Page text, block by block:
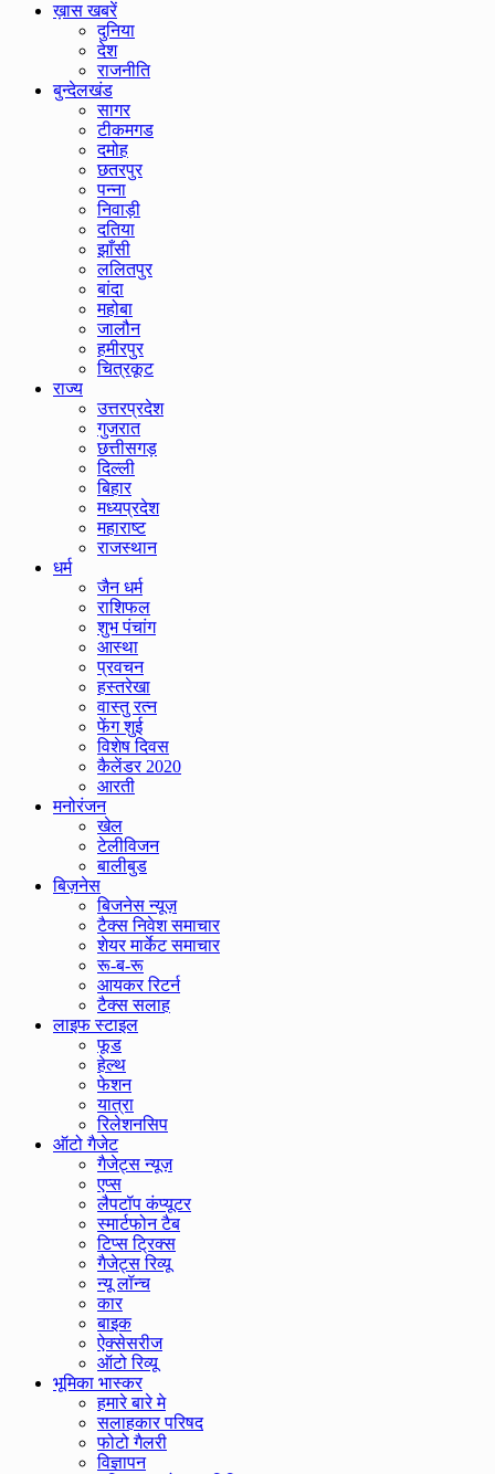
ख़ास खबरें
दुनिया
देश
राजनीति
बुन्देलखंड
सागर
टीकमगड
दमोह
छतरपुर
पन्ना
निवाड़ी
दतिया
झाँसी
ललितपुर
बांदा
महोबा
जालौन
हमीरपुर
चित्रकूट
राज्य
उत्तरप्रदेश
गुजरात
छत्तीसगड़
दिल्ली
बिहार
मध्यप्रदेश
महाराष्ट
राजस्थान
धर्म
जैन धर्म
राशिफल
शुभ पंचांग
आस्था
प्रवचन
हस्तरेखा
वास्तु रत्न
फेंग शुई
विशेष दिवस
कैलेंडर 2020
आरती
मनोरंजन
खेल
टेलीविजन
बालीबुड
बिज़नेस
बिजनेस न्यूज़
टैक्स निवेश समाचार
शेयर मार्केट समाचार
रू-ब-रू
आयकर रिटर्न
टैक्स सलाह
लाइफ स्टाइल
फूड
हेल्थ
फेशन
यात्रा
रिलेशनसिप
ऑटो गैजेट
गैजेट्स न्यूज़
एप्स
लैपटॉप कंप्यूटर
स्मार्टफोन टैब
टिप्स ट्रिक्स
गैजेट्स रिव्यू
न्यू लॉन्च
कार
बाइक
ऐक्सेसरीज
ऑटो रिव्यू
भूमिका भास्कर
हमारे बारे मे
सलाहकार परिषद
फोटो गैलरी
विज्ञापन